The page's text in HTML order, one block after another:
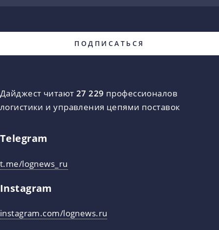
Дайджест читают 27 229 профессионалов
логистики и управления цепями поставок
Telegram
t.me/lognews_ru
Instagram
instagram.com/lognews.ru